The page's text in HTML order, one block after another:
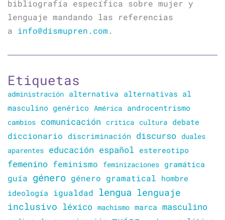
bibliografía específica sobre mujer y
lenguaje mandando las referencias
a info@dismupren.com .
Etiquetas
administración alternativa alternativas al
masculino genérico
América androcentrismo
cambios comunicación crítica cultura debate
diccionario discriminación discurso duales
aparentes educación español estereotipo
femenino feminismo feminizaciones gramática
guía género género gramatical hombre
ideología igualdad lengua lenguaje
inclusivo léxico machismo marca masculino